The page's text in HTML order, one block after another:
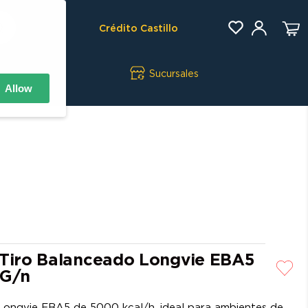
Crédito Castillo
Sucursales
Balanceado Longvie EBA5
n
Allow